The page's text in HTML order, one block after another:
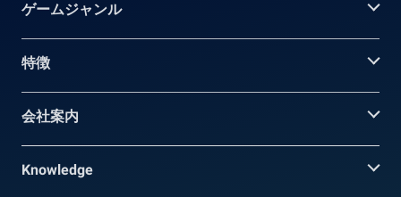
ゲームジャンル
特徴
会社案内
Knowledge